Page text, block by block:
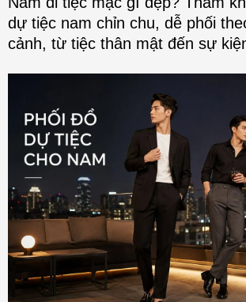
dự tiệc nam chỉn chu, dễ phối
cảnh, từ tiệc thân mật đến sự